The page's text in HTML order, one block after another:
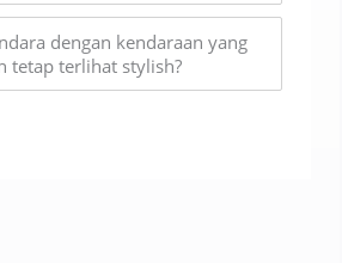
dengan kendaraan yang
tetap terlihat stylish?